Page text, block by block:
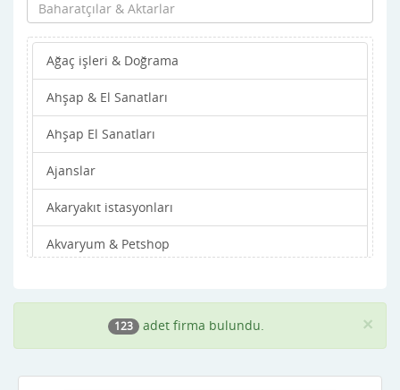
Aydın
Balıkesir
Bartın
Batman
Bayburt
Bilecik
Bingöl
Ağaç işleri & Doğrama
Ahşap & El Sanatları
Ahşap El Sanatları
Ajanslar
Akaryakıt istasyonları
Akvaryum & Petshop
Altın & Gümüş
Ambalaj & Paketleme
×
123 adet firma bulundu.